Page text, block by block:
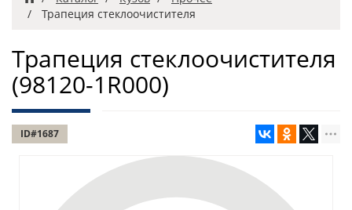
Трапеция стеклоочистителя
Трапеция стеклоочистителя
(98120-1R000)
ID#1687